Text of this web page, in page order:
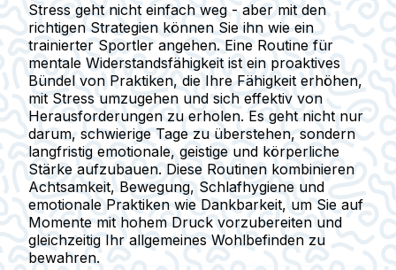
Stress geht nicht einfach weg - aber mit den
richtigen Strategien können Sie ihn wie ein
trainierter Sportler angehen. Eine Routine für
mentale Widerstandsfähigkeit ist ein proaktives
Bündel von Praktiken, die Ihre Fähigkeit erhöhen,
mit Stress umzugehen und sich effektiv von
Herausforderungen zu erholen. Es geht nicht nur
darum, schwierige Tage zu überstehen, sondern
langfristig emotionale, geistige und körperliche
Stärke aufzubauen. Diese Routinen kombinieren
Achtsamkeit, Bewegung, Schlafhygiene und
emotionale Praktiken wie Dankbarkeit, um Sie auf
Momente mit hohem Druck vorzubereiten und
gleichzeitig Ihr allgemeines Wohlbefinden zu
bewahren.